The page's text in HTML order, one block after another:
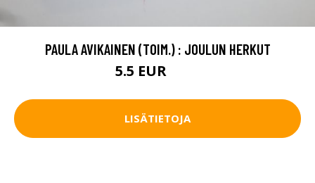
PAULA AVIKAINEN (TOIM.) : JOULUN HERKUT
5.5 EUR
LISÄTIETOJA